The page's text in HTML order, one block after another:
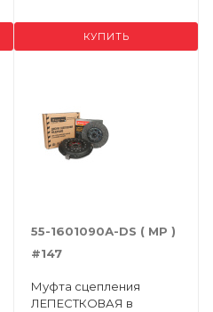
КУПИТЬ
55-1601090А-DS ( MP )
#147
Муфта сцепления
ЛЕПЕСТКОВАЯ в